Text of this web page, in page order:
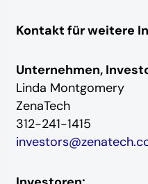
Kontakt für weitere
Unternehmen,
Linda Montgomery
ZenaTech
312-241-1415